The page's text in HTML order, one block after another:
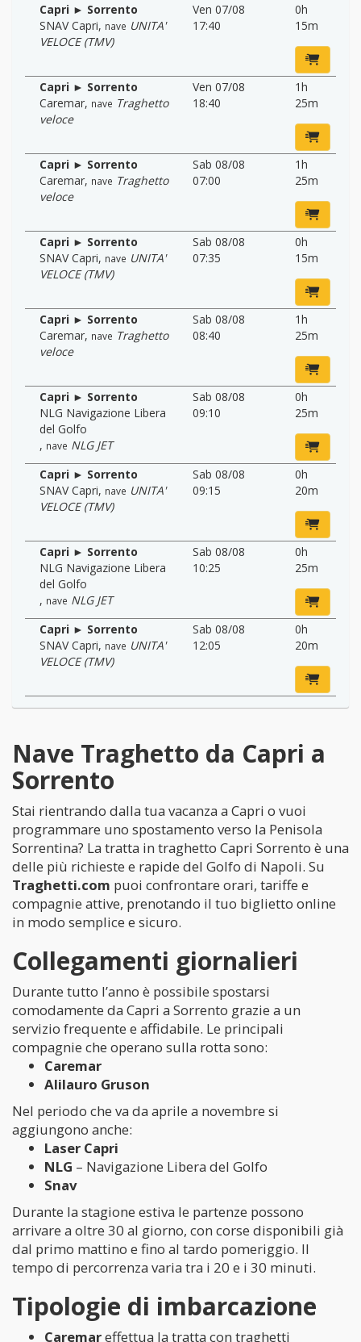
Capri ► Sorrento
SNAV Capri, nave UNITA'
VELOCE (TMV)
Ven 07/08
17:40
0h
15m
Capri ► Sorrento
Caremar, nave Traghetto
veloce
Ven 07/08
18:40
1h
25m
Capri ► Sorrento
Caremar, nave Traghetto
veloce
Sab 08/08
07:00
1h
25m
Capri ► Sorrento
SNAV Capri, nave UNITA'
VELOCE (TMV)
Sab 08/08
07:35
0h
15m
Capri ► Sorrento
Caremar, nave Traghetto
veloce
Sab 08/08
08:40
1h
25m
Capri ► Sorrento
NLG Navigazione Libera
del Golfo
, nave NLG JET
Sab 08/08
09:10
0h
25m
Capri ► Sorrento
SNAV Capri, nave UNITA'
VELOCE (TMV)
Sab 08/08
09:15
0h
20m
Capri ► Sorrento
NLG Navigazione Libera
del Golfo
, nave NLG JET
Sab 08/08
10:25
0h
25m
Capri ► Sorrento
SNAV Capri, nave UNITA'
VELOCE (TMV)
Sab 08/08
12:05
0h
20m
Nave Traghetto da Capri a
Sorrento
Stai rientrando dalla tua vacanza a Capri o vuoi
programmare uno spostamento verso la Penisola
Sorrentina? La tratta in traghetto Capri Sorrento è una
delle più richieste e rapide del Golfo di Napoli. Su
Traghetti.com puoi confrontare orari, tariffe e
compagnie attive, prenotando il tuo biglietto online
in modo semplice e sicuro.
Collegamenti giornalieri
Durante tutto l’anno è possibile spostarsi
comodamente da Capri a Sorrento grazie a un
servizio frequente e affidabile. Le principali
compagnie che operano sulla rotta sono:
Caremar
Alilauro Gruson
Nel periodo che va da aprile a novembre si
aggiungono anche:
Laser Capri
NLG – Navigazione Libera del Golfo
Snav
Durante la stagione estiva le partenze possono
arrivare a oltre 30 al giorno, con corse disponibili già
dal primo mattino e fino al tardo pomeriggio. Il
tempo di percorrenza varia tra i 20 e i 30 minuti.
Tipologie di imbarcazione
Caremareffettua la tratta con traghetti